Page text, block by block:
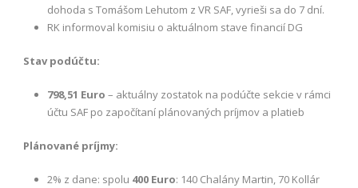
dohoda s Tomášom Lehutom z VR SAF, vyrieši sa do 7 dní.
RK informoval komisiu o aktuálnom stave financií DG
Stav podúčtu:
798,51 Euro – aktuálny zostatok na podúčte sekcie v rámci
účtu SAF po započítaní plánovaných príjmov a platieb
Plánované príjmy:
2% z dane: spolu 400 Euro: 140 Chalány Martin, 70 Kollár